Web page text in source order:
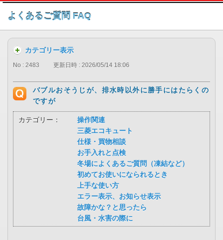
このページの本文へ
よくあるご質問 FAQ
カテゴリー表示
No : 2483 更新日時 : 2026/05/14 18:06
バブルおそうじが、排水時以外に勝手にはたらくの
ですが
カテゴリー：
操作関連
三菱エコキュート
仕様・買物相談
お手入れと点検
冬場によくあるご質問（凍結など）
初めてお使いになられるとき
上手な使い方
エラー表示、お知らせ表示
故障かな？と思ったら
台風・水害の際に